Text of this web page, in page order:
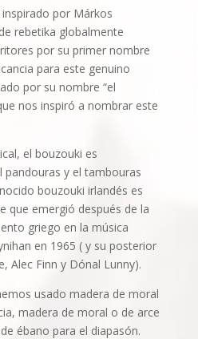
por Márkos
rebetika globalmente
por su primer nombre
para este genuino
por su nombre “el
nos inspiró a nombrar este
el bouzouki es
pandouras y el tambouras
bouzouki irlandés es
que emergió después de la
griego en la música
en 1965 ( y su posterior
Alec Finn y Dónal Lunny).
usado madera de moral
madera de moral o de arce
ébano para el diapasón.